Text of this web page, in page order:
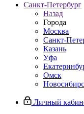
Санкт-Петербург
Назад
Города
Москва
Санкт-
Казань
Уфа
Омск
Личный